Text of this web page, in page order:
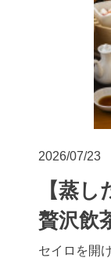
2026/07/23
【蒸
贅沢飲
セイロを開